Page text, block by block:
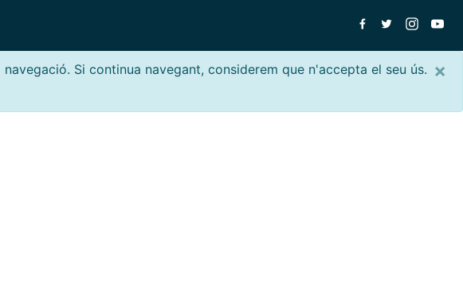
×
Si continua navegant, considerem que n'accepta el seu ús.